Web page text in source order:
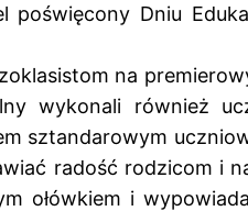
Dniu
na
wykonali również
sztandarowym
radość rodzicom i
ołówkiem i